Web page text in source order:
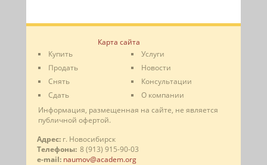
Карта сайта
Купить
Продать
Снять
Сдать
Услуги
Новости
Консультации
О компании
Информация, размещенная на сайте, не является
публичной офертой.
Адрес: г. Новосибирск
Телефоны: 8 (913) 915-90-03
e-mail: naumov@academ.org